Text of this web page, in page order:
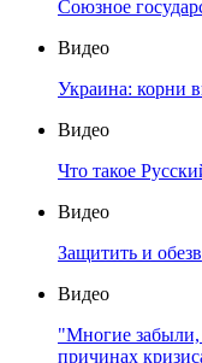
Союзное
Видео
Украина: корни
Видео
Что такое
Видео
Защитить и
Видео
"Многие забыли,
причинах